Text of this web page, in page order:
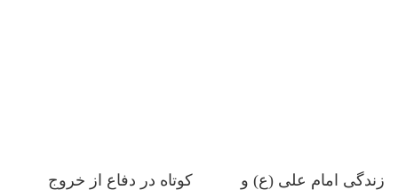
زندگی امام علی (ع) و
کوتاه در دفاع از خروج